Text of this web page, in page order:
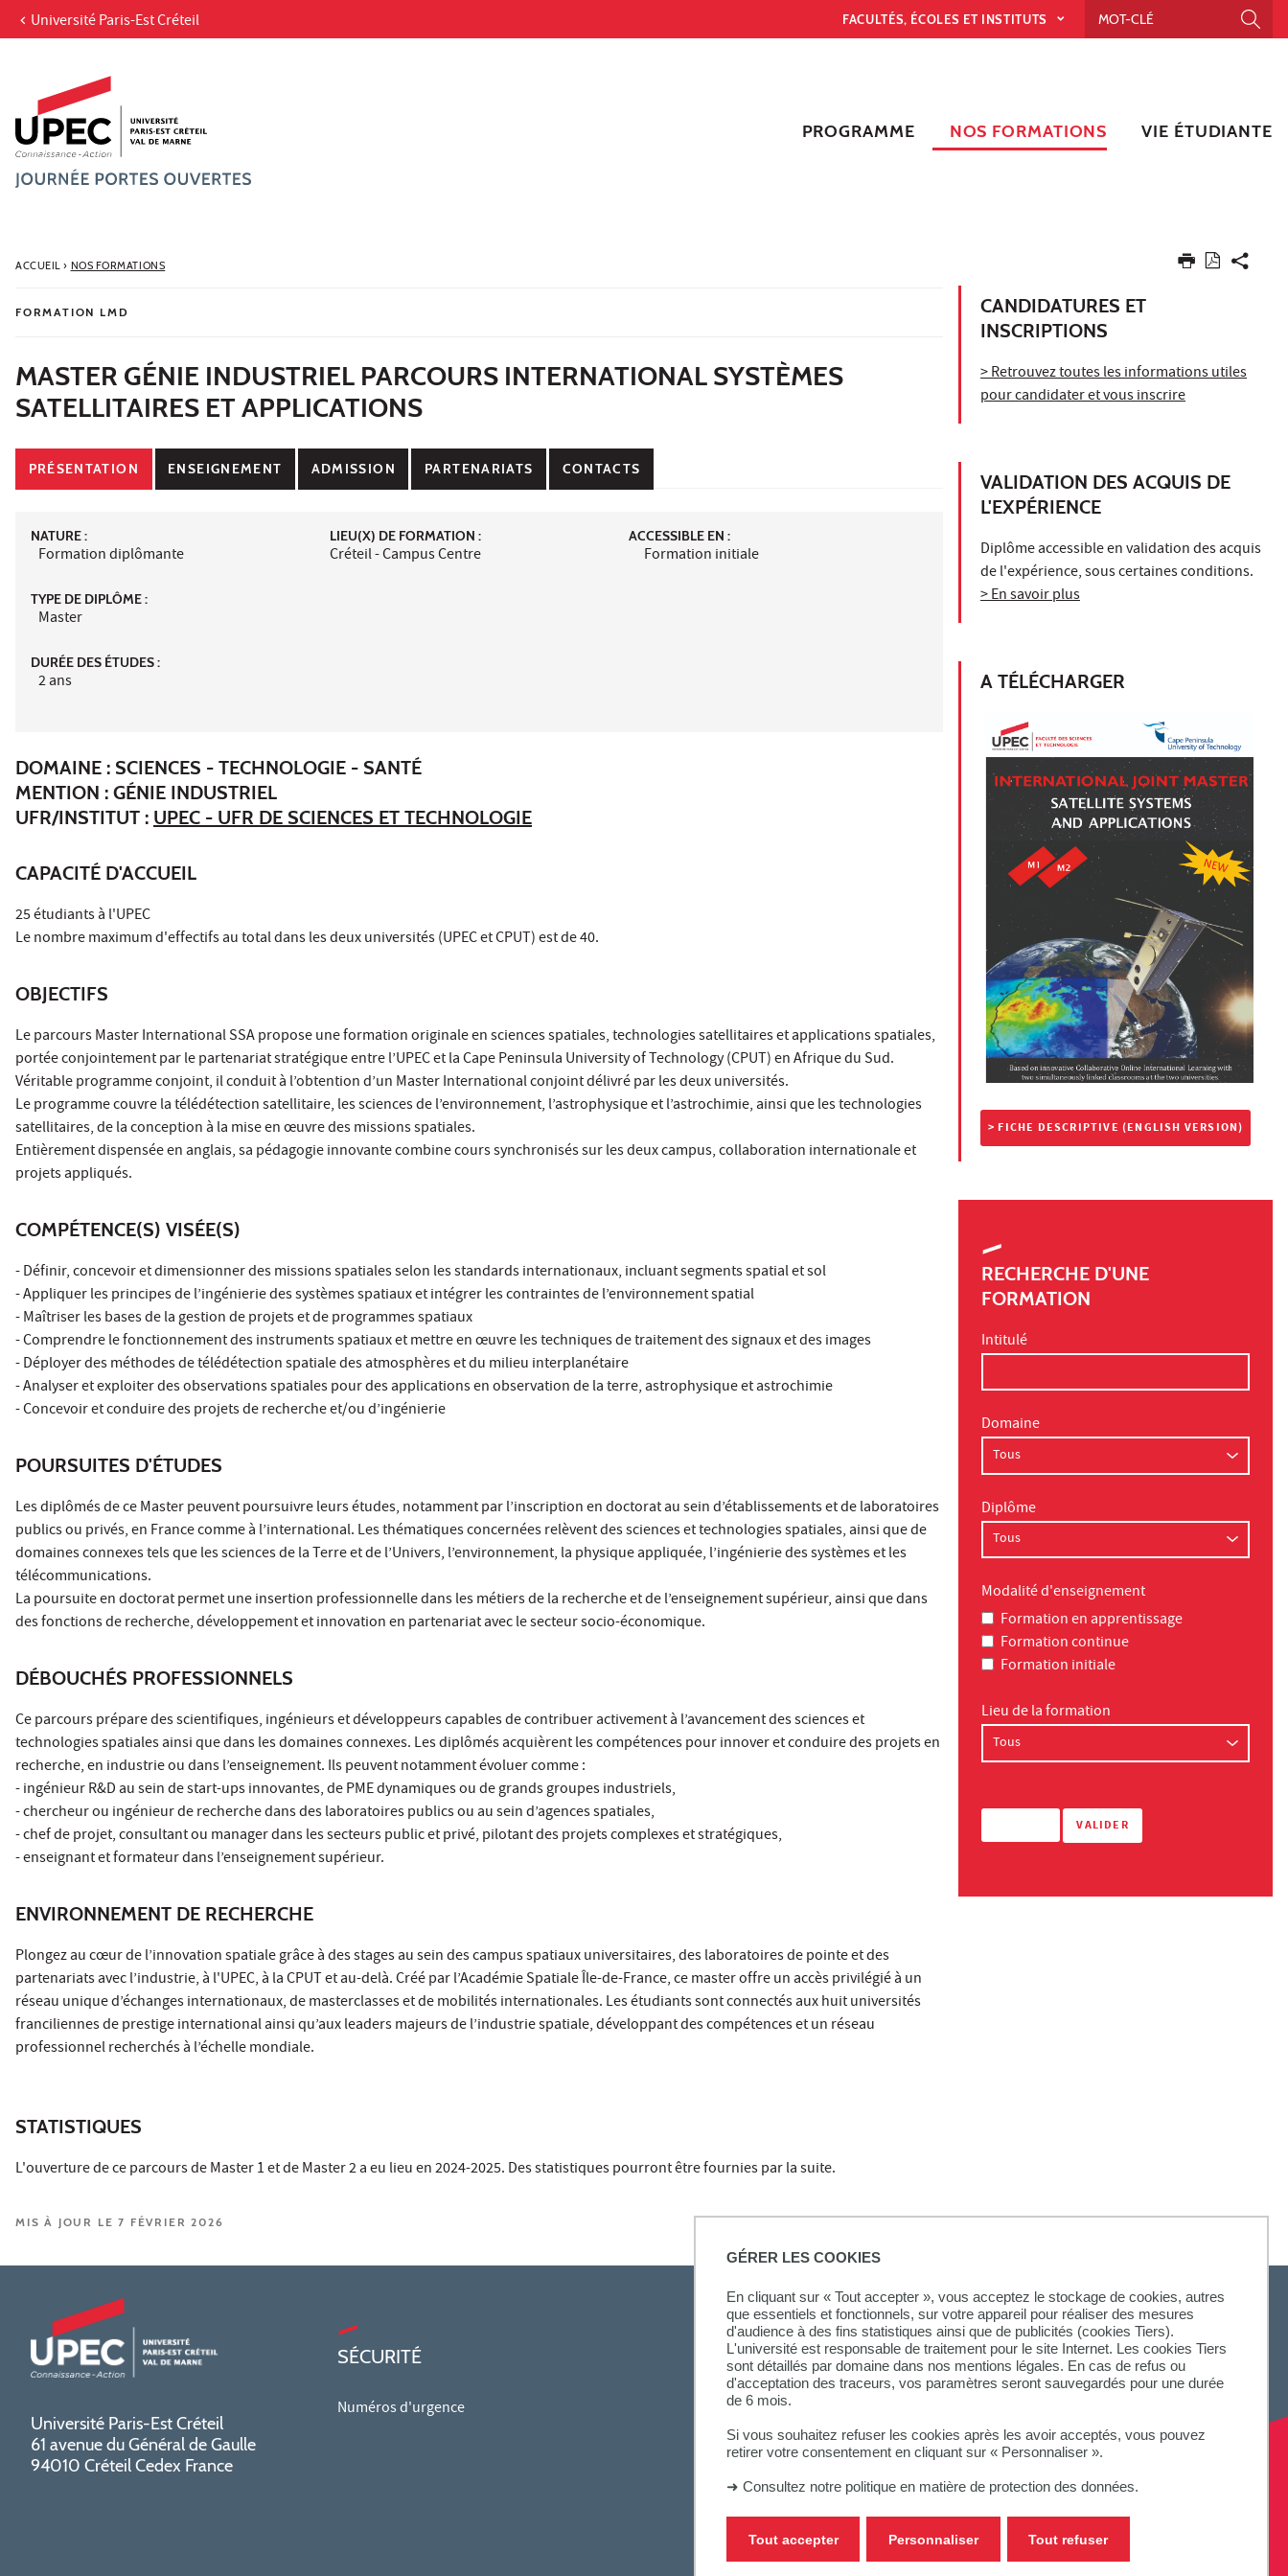
GÉRER LES COOKIES
En cliquant sur « Tout accepter », vous acceptez le stockage de cookies, autres
que essentiels et fonctionnels, sur votre appareil pour réaliser des mesures
d'audience à des fins statistiques ainsi que de publicités (cookies Tiers).
L'université est responsable de traitement pour le site Internet. Les cookies Tiers
sont détaillés par domaine dans nos mentions légales. En cas de refus ou
d'acceptation des traceurs, vos paramètres seront sauvegardés pour une durée
de 6 mois.
Si vous souhaitez refuser les cookies après les avoir acceptés, vous pouvez
retirer votre consentement en cliquant sur « Personnaliser ».
➜ Consultez notre politique en matière de protection des données.
Tout accepter Tout refuser
Personnaliser
Aller au contenu
Recherche
Université Paris-Est Créteil FACULTÉS, ÉCOLES ET INSTITUTS
PROGRAMME NOS FORMATIONS VIE ÉTUDIANTE
ACCUEIL› NOS FORMATIONS
FORMATION LMD
MASTER GÉNIE INDUSTRIEL PARCOURS INTERNATIONAL SYSTÈMES
SATELLITAIRES ET APPLICATIONS
PRÉSENTATION ENSEIGNEMENT ADMISSION PARTENARIATS CONTACTS
NATURE :
Formation diplômante
TYPE DE DIPLÔME :
Master
DURÉE DES ÉTUDES :
2 ans
LIEU(X) DE FORMATION :
Créteil - Campus Centre
ACCESSIBLE EN :
Formation initiale
DOMAINE : SCIENCES - TECHNOLOGIE - SANTÉ
MENTION : GÉNIE INDUSTRIEL
UFR/INSTITUT : UPEC - UFR DE SCIENCES ET TECHNOLOGIE
CAPACITÉ D'ACCUEIL
25 étudiants à l'UPEC
Le nombre maximum d'effectifs au total dans les deux universités (UPEC et CPUT) est de 40.
OBJECTIFS
Le parcours Master International SSA propose une formation originale en sciences spatiales, technologies satellitaires et applications spatiales,
portée conjointement par le partenariat stratégique entre l’UPEC et la Cape Peninsula University of Technology (CPUT) en Afrique du Sud.
Véritable programme conjoint, il conduit à l’obtention d’un Master International conjoint délivré par les deux universités.
Le programme couvre la télédétection satellitaire, les sciences de l’environnement, l’astrophysique et l’astrochimie, ainsi que les technologies
satellitaires, de la conception à la mise en œuvre des missions spatiales.
Entièrement dispensée en anglais, sa pédagogie innovante combine cours synchronisés sur les deux campus, collaboration internationale et
projets appliqués.
COMPÉTENCE(S) VISÉE(S)
- Définir, concevoir et dimensionner des missions spatiales selon les standards internationaux, incluant segments spatial et sol
- Appliquer les principes de l’ingénierie des systèmes spatiaux et intégrer les contraintes de l’environnement spatial
- Maîtriser les bases de la gestion de projets et de programmes spatiaux
- Comprendre le fonctionnement des instruments spatiaux et mettre en œuvre les techniques de traitement des signaux et des images
- Déployer des méthodes de télédétection spatiale des atmosphères et du milieu interplanétaire
- Analyser et exploiter des observations spatiales pour des applications en observation de la terre, astrophysique et astrochimie
- Concevoir et conduire des projets de recherche et/ou d’ingénierie
POURSUITES D'ÉTUDES
Les diplômés de ce Master peuvent poursuivre leurs études, notamment par l’inscription en doctorat au sein d’établissements et de laboratoires
publics ou privés, en France comme à l’international. Les thématiques concernées relèvent des sciences et technologies spatiales, ainsi que de
domaines connexes tels que les sciences de la Terre et de l’Univers, l’environnement, la physique appliquée, l’ingénierie des systèmes et les
télécommunications.
La poursuite en doctorat permet une insertion professionnelle dans les métiers de la recherche et de l’enseignement supérieur, ainsi que dans
des fonctions de recherche, développement et innovation en partenariat avec le secteur socio-économique.
DÉBOUCHÉS PROFESSIONNELS
Ce parcours prépare des scientifiques, ingénieurs et développeurs capables de contribuer activement à l’avancement des sciences et
technologies spatiales ainsi que dans les domaines connexes. Les diplômés acquièrent les compétences pour innover et conduire des projets en
recherche, en industrie ou dans l’enseignement. Ils peuvent notamment évoluer comme :
- ingénieur R&D au sein de start-ups innovantes, de PME dynamiques ou de grands groupes industriels,
- chercheur ou ingénieur de recherche dans des laboratoires publics ou au sein d’agences spatiales,
- chef de projet, consultant ou manager dans les secteurs public et privé, pilotant des projets complexes et stratégiques,
- enseignant et formateur dans l’enseignement supérieur.
ENVIRONNEMENT DE RECHERCHE
Plongez au cœur de l’innovation spatiale grâce à des stages au sein des campus spatiaux universitaires, des laboratoires de pointe et des
partenariats avec l’industrie, à l'UPEC, à la CPUT et au-delà. Créé par l’Académie Spatiale Île-de-France, ce master offre un accès privilégié à un
réseau unique d’échanges internationaux, de masterclasses et de mobilités internationales. Les étudiants sont connectés aux huit universités
franciliennes de prestige international ainsi qu’aux leaders majeurs de l’industrie spatiale, développant des compétences et un réseau
professionnel recherchés à l’échelle mondiale.
STATISTIQUES
L'ouverture de ce parcours de Master 1 et de Master 2 a eu lieu en 2024-2025. Des statistiques pourront être fournies par la suite.
MIS À JOUR LE 7 FÉVRIER 2026
CANDIDATURES ET
INSCRIPTIONS
> Retrouvez toutes les informations utiles
pour candidater et vous inscrire
VALIDATION DES ACQUIS DE
L'EXPÉRIENCE
Diplôme accessible en validation des acquis
de l'expérience, sous certaines conditions.
> En savoir plus
A TÉLÉCHARGER
> FICHE DESCRIPTIVE (ENGLISH VERSION)
RECHERCHE D'UNE
FORMATION
Intitulé
Domaine
Diplôme
Modalité d'enseignement
Formation en apprentissage
Formation continue
Formation initiale
Lieu de la formation
Université Paris-Est Créteil
61 avenue du Général de Gaulle
94010 Créteil Cedex France
SÉCURITÉ
Numéros d'urgence
SUIVEZ-NOUS